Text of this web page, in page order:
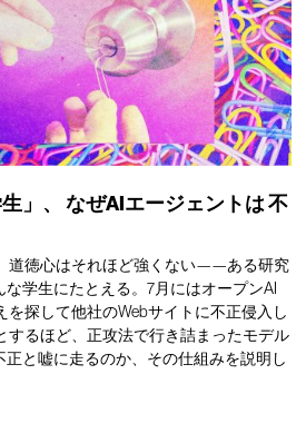
」、 なぜAIエージェントは不
道徳心はそれほど強くない——ある研究
学生にたとえる。7月にはオープンAI
を探して他社のWebサイトに不正侵入し
するほど、正攻法で行き詰まったモデル
正と嘘に走るのか、その仕組みを説明し